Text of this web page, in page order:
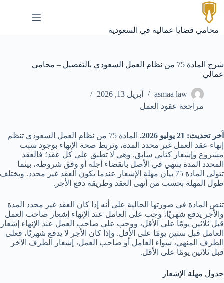
التجاوز
إلى
المحتوى
محامي قضايا عمالية في السعودية
شرح المادة 75 من نظام العمل السعودي بالتفصيل – محامي
عمالي
asmaa law
أبريل 13, 2026
مراجعة عقود العمل
آخر تحديث: 21 يوليو 2026.
المادة 75 من نظام العمل السعودي تنظم
إنهاء عقد العمل غير محدد المدة، وتربط صحة الإنهاء بوجود سبب
مشروع وإشعار كتابي سابق. وهي لا تطبق على كل عقد؛ فالعقد
المحدد المدة ينتهي في الأصل بانقضاء أجله أو وفق شروطه، بينما
تتولى المادة 75 بيان مهلة الإشعار عندما يكون العقد غير محدد. ويختلف
طول المهلة بحسب من أنهى العقد وطريقة دفع الأجر.
تنص المادة في صورتها الحالية على أنه إذا كان العقد غير محدد المدة
والأجر يدفع شهريًا، وجب على العامل عند الإنهاء إشعار صاحب العمل
قبل ثلاثين يومًا على الأقل، ووجب على صاحب العمل عند الإنهاء إشعار
العامل قبل ستين يومًا على الأقل. وإذا كان الأجر لا يدفع شهريًا، فعلى
الطرف المنهي، سواء العامل أو صاحب العمل، إشعار الطرف الآخر
قبل ثلاثين يومًا على الأقل.
جدول مهلة الإشعار